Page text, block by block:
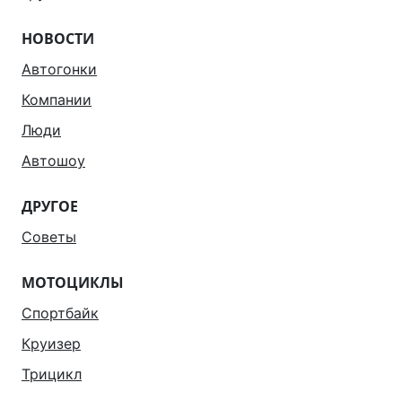
НОВОСТИ
Автогонки
Компании
Люди
Автошоу
ДРУГОЕ
Советы
МОТОЦИКЛЫ
Спортбайк
Круизер
Трицикл